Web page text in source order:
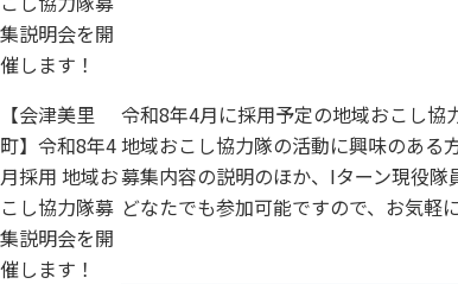
集説明会を開
催します！
【会津美里
町】令和8年4
月採用 地域お
こし協力隊募
集説明会を開
催します！
令和8年4月に採用予定の地域おこし協
地域おこし協力隊の活動に興味のある
募集内容の説明のほか、Iターン現役隊
どなたでも参加可能ですので、お気軽